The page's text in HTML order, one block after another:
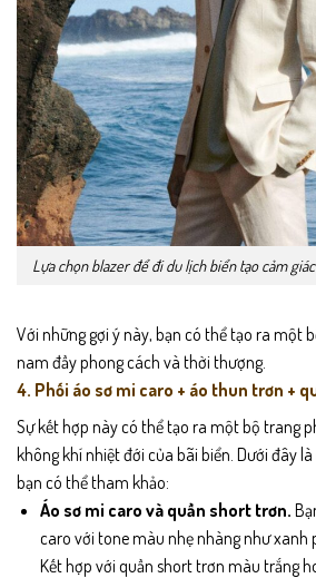
Lựa chọn blazer để đi du lịch biển tạo cảm
Với những gợi ý này, bạn có thể tạo ra một
nam đầy phong cách và thời thượng.
4. Phối áo sơ mi caro + áo thun trơn +
Sự kết hợp này có thể tạo ra một bộ trang
không khí nhiệt đới của bãi biển. Dưới đây
bạn có thể tham khảo:
Áo sơ mi caro và quần short trơn.
caro với tone màu nhẹ nhàng như xanh
Kết hợp với quần short trơn màu trắng